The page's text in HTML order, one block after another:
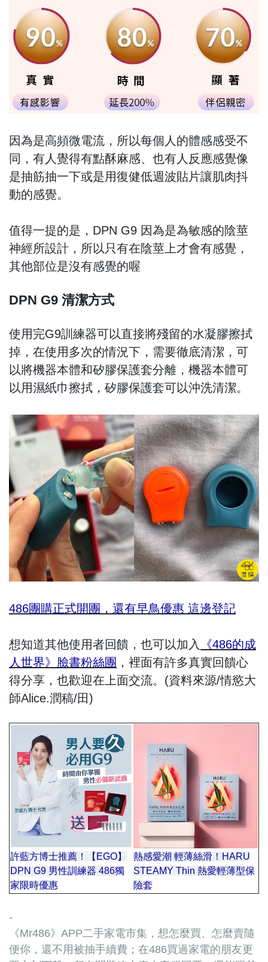
因為是高頻微電流，所以每個人的體感感受不
同，有人覺得有點酥麻感、也有人反應感覺像
是抽筋抽一下或是用復健低週波貼片讓肌肉抖
動的感覺。
值得一提的是，DPN G9 因為是為敏感的陰莖
神經所設計，所以只有在陰莖上才會有感覺，
其他部位是沒有感覺的喔
DPN G9 清潔方式
使用完G9訓練器可以直接將殘留的水凝膠擦拭
掉，在使用多次的情況下，需要徹底清潔，可
以將機器本體和矽膠保護套分離，機器本體可
以用濕紙巾擦拭，矽膠保護套可以沖洗清潔。
486團購正式開團，還有早鳥優惠 這邊登記
想知道其他使用者回饋，也可以加入 《486的成
人世界》臉書粉絲團 ，裡面有許多真實回饋心
得分享，也歡迎在上面交流。(資料來源/情慾大
師Alice.潤稿/田)
許藍方博士推薦！【EGO】
DPN G9 男性訓練器 486獨
家限時優惠
熱感愛潮 輕薄絲滑！HARU
STEAMY Thin 熱愛輕薄型保
險套
-
《Mr486》APP二手家電市集，想怎麼買、怎麼賣隨
便你，還不用被抽手續費；在486買過家電的朋友更